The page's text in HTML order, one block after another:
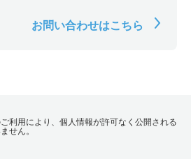
お問い合わせはこちら
利用により、個人情報が許可なく公開される
せん。